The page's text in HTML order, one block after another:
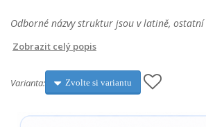
Odborné názvy struktur jsou v latině,
Zobrazit celý popis
Varianta: Zvolte si variantu